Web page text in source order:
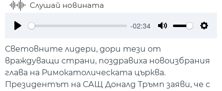
Слушай новината
-02:34
Световните лидери, дори тези от
враждуващи страни, поздравиха новоизбрания
глава на Римокатолическата църква.
Президентът на САЩ Доналд Тръмп заяви, че с